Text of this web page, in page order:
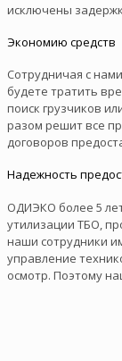
исключены
Экономию средств
Сотрудничая с
будете тратить
поиск грузчиков
разом решит все
договоров
Надежность
ОДИЭКО более 5
утилизации ТБО,
наши сотрудники
управление
осмотр. Поэтому